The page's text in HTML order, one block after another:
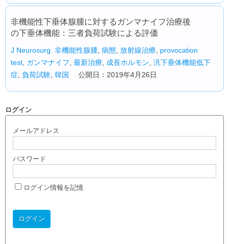
非機能性下垂体腺腫に対するガンマナイフ治療後
の下垂体機能：三者負荷試験による評価
J Neurosurg. 非機能性腺腫 病態 放射線治療
provocation
test ガンマナイフ 最新治療 成長ホルモン 汎下垂体機能低下
症
負荷試験 韓国 公開日：2019年4月26日
ログイン
メールアドレス
パスワード
ログイン情報を記憶